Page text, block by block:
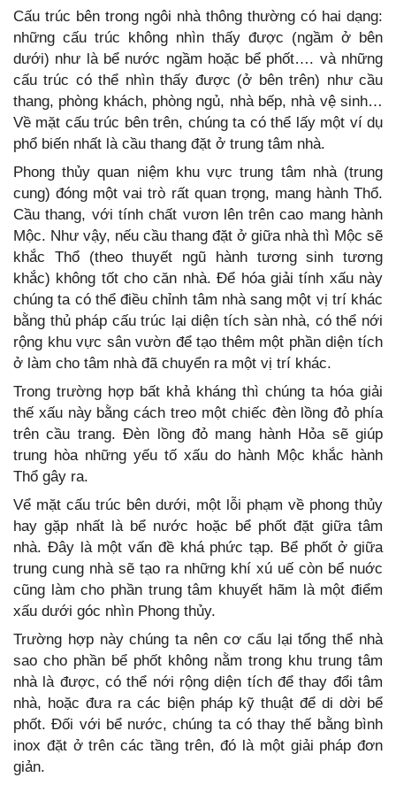
Cấu trúc bên trong ngôi nhà thông thường có hai dạng:
những cấu trúc không nhìn thấy được (ngầm ở bên
dưới) như là bể nước ngầm hoặc bể phốt…. và những
cấu trúc có thể nhìn thấy được (ở bên trên) như cầu
thang, phòng khách, phòng ngủ, nhà bếp, nhà vệ sinh…
Về mặt cấu trúc bên trên, chúng ta có thể lấy một ví dụ
phổ biến nhất là cầu thang đặt ở trung tâm nhà.
Phong thủy quan niệm khu vực trung tâm nhà (trung
cung) đóng một vai trò rất quan trọng, mang hành Thổ.
Cầu thang, với tính chất vươn lên trên cao mang hành
Mộc. Như vậy, nếu cầu thang đặt ở giữa nhà thì Mộc sẽ
khắc Thổ (theo thuyết ngũ hành tương sinh tương
khắc) không tốt cho căn nhà. Để hóa giải tính xấu này
chúng ta có thể điều chỉnh tâm nhà sang một vị trí khác
bằng thủ pháp cấu trúc lại diện tích sàn nhà, có thể nới
rộng khu vực sân vườn để tạo thêm một phần diện tích
ở làm cho tâm nhà đã chuyển ra một vị trí khác.
Trong trường hợp bất khả kháng thì chúng ta hóa giải
thế xấu này bằng cách treo một chiếc đèn lồng đỏ phía
trên cầu trang. Đèn lồng đỏ mang hành Hỏa sẽ giúp
trung hòa những yếu tố xấu do hành Mộc khắc hành
Thổ gây ra.
Vể mặt cấu trúc bên dưới, một lỗi phạm về phong thủy
hay gặp nhất là bể nước hoặc bể phốt đặt giữa tâm
nhà. Đây là một vấn đề khá phức tạp. Bể phốt ở giữa
trung cung nhà sẽ tạo ra những khí xú uế còn bể nuớc
cũng làm cho phần trung tâm khuyết hãm là một điểm
xấu dưới góc nhìn Phong thủy.
Trường hợp này chúng ta nên cơ cấu lại tổng thể nhà
sao cho phần bể phốt không nằm trong khu trung tâm
nhà là được, có thể nới rộng diện tích để thay đổi tâm
nhà, hoặc đưa ra các biện pháp kỹ thuật để di dời bể
phốt. Đối với bể nước, chúng ta có thay thế bằng bình
inox đặt ở trên các tầng trên, đó là một giải pháp đơn
giản.